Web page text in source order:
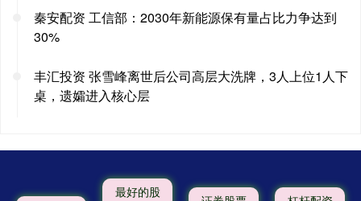
秦安配资 工信部：2030年新能源保有量占比力争达到
30%
丰汇投资 张雪峰离世后公司高层大洗牌，3人上位1人下
桌，遗孀进入核心层
最好的股